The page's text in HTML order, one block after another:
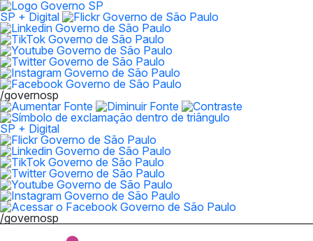
SP + Digital
/governosp
SP + Digital
/governosp